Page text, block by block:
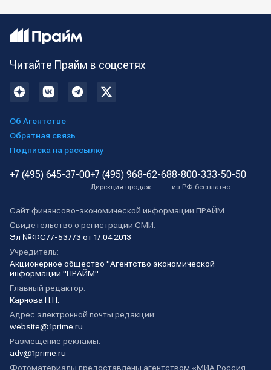
Читайте Прайм в соцсетях
Об Агентстве
Обратная связь
Подписка на рассылку
+7 (495) 645-37-00+7 (495) 968-62-68
Дирекция продаж
8-800-333-50-50
из РФ бесплатно
Сайт финансово-экономической информации ПРАЙМ
Свидетельство о регистрации СМИ:
Эл №ФС77-53773 от 17.04.2013
Учредитель:
Акционерное общество "Агентство экономической
информации "ПРАЙМ"
Главный редактор:
Карнова Н.Н.
Адрес электронной почты редакции:
website@1prime.ru
Размещение рекламы:
adv@1prime.ru
Фотоматериалы предоставлены агентством «МИА Россия